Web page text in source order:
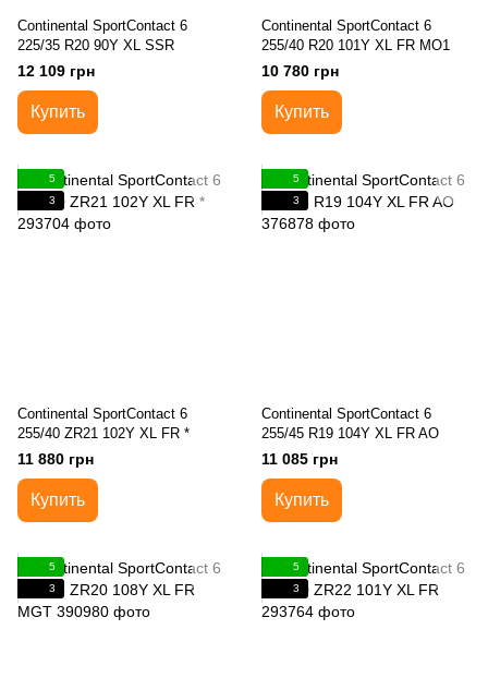
Continental SportContact 6
225/35 R20 90Y XL SSR
12 109 грн
Купить
Continental SportContact 6
255/40 R20 101Y XL FR MO1
10 780 грн
Купить
5
3
Continental SportContact 6
255/40 ZR21 102Y XL FR *
11 880 грн
Купить
5
3
Continental SportContact 6
255/45 R19 104Y XL FR AO
11 085 грн
Купить
5
3
5
3